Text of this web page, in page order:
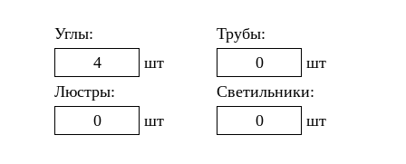
Углы:
шт
Трубы:
шт
Люстры:
шт
Светильники:
шт